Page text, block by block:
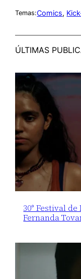
Temas:Comics,
ÚLTIMAS
30° Festival
Fernanda